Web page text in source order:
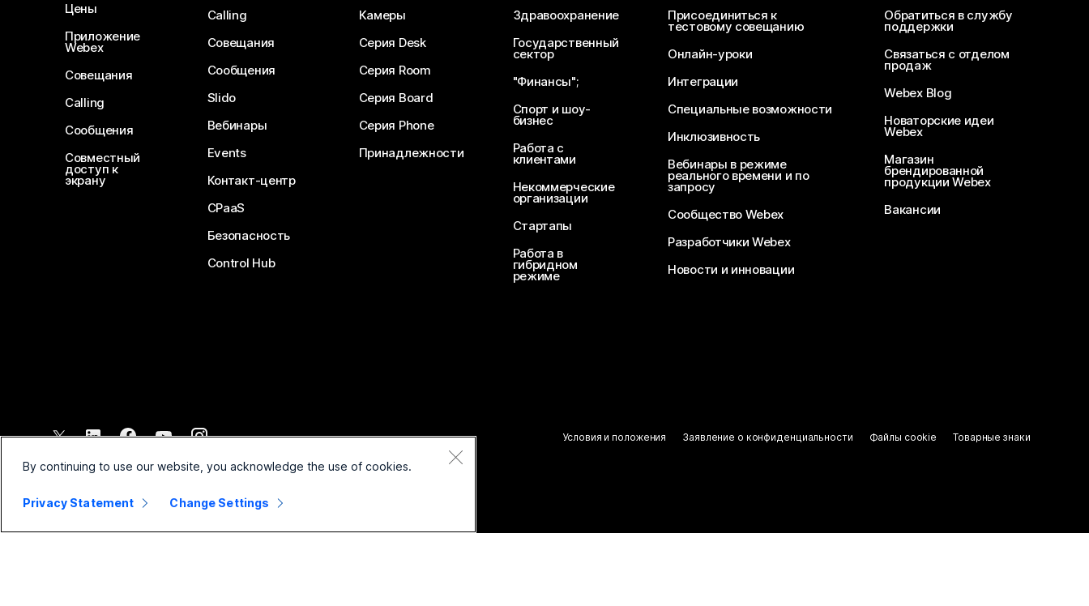
Цены
Приложение
Webex
Совещания
Calling
Сообщения
Совместный
доступ к
экрану
Calling
Совещания
Сообщения
Slido
Вебинары
Events
Контакт-центр
CPaaS
Безопасность
Control Hub
Камеры
Серия Desk
Серия Room
Серия Board
Серия Phone
Принадлежности
Здравоохранение
Государственный
сектор
"Финансы";
Спорт и шоу-
бизнес
Работа с
клиентами
Некоммерческие
организации
Стартапы
Работа в
гибридном
режиме
Присоединиться к
тестовому совещанию
Онлайн-уроки
Интеграции
Специальные возможности
Инклюзивность
Вебинары в режиме
реального времени и по
запросу
Сообщество Webex
Разработчики Webex
Новости и инновации
Обратиться в службу
поддержки
Связаться с отделом
продаж
Webex Blog
Новаторские идеи
Webex
Магазин
брендированной
продукции Webex
Вакансии
2026 Cisco и/или филиалы компании. Все права защищены.
Условия и положения Заявление о конфиденциальности Файлы cookie Товарные знаки
By continuing to use our website, you acknowledge the use of cookies.
Privacy Statement Change Settings